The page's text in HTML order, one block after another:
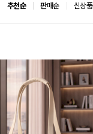
추천순 판매순 신상